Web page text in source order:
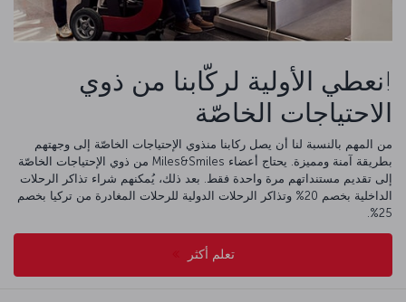
!نعطي الأولية لركّابنا من ذوي
الاحتياجات الخاصّة
من المهم بالنسبة لنا أن يصل ركابنا منذوي الإحتياجات الخاصّة إلى وجهتهم
بطريقة آمنة ومميزة. يحتاج أعضاء Miles&Smiles من ذوي الإحتياجات الخاصّة
إلى تقديم مستنداتهم مرة واحدة فقط. بعد ذلك، يُمكنهم شراء تذاكر الرحلات
الداخلية بخصم 20% وتذاكر الرحلات الدولية للرحلات المغادرة من تركيا بخصم
25%.
تعلم أكثر